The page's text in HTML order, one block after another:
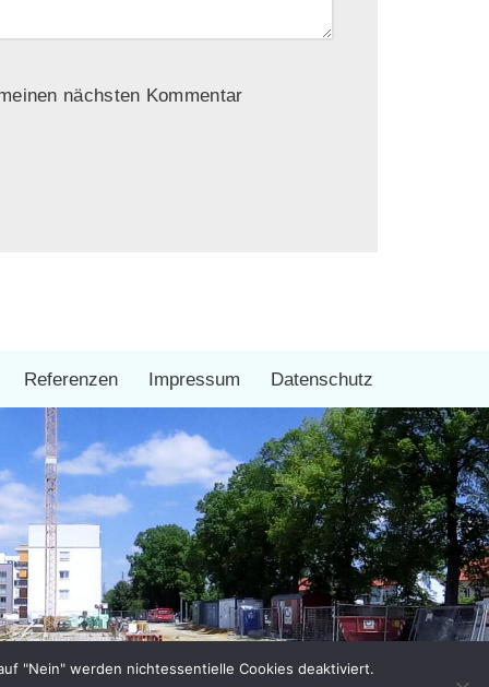
nächsten Kommentar
Referenzen Impressum Datenschutz
"Nein" werden nichtessentielle Cookies deaktiviert.